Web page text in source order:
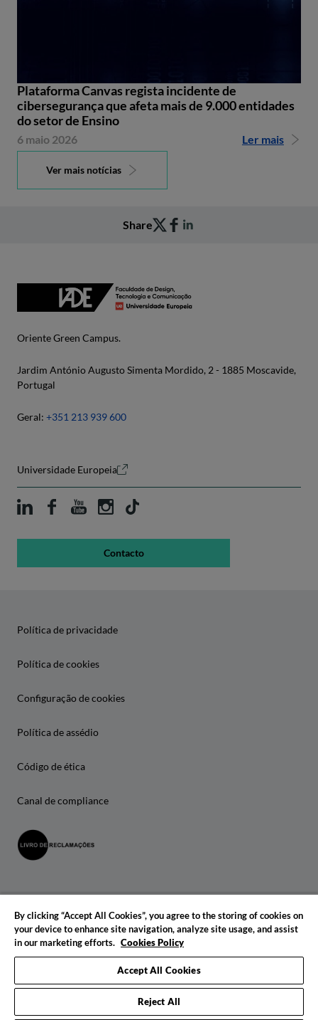
Plataforma Canvas regista incidente de
cibersegurança que afeta mais de 9.000 entidades
do setor de Ensino
6 maio 2026 Ler mais
Ver mais notícias
Share
Oriente Green Campus.
Jardim António Augusto Simenta Mordido, 2 - 1885 Moscavide,
Portugal
Geral: +351 213 939 600
Universidade Europeia
Contacto
Política de privacidade
Política de cookies
Configuração de cookies
Política de assédio
Código de ética
Canal de compliance
© 2026 IADE. Todos os direitos reservados.
By clicking “Accept All Cookies”, you agree to the storing of cookies on
your device to enhance site navigation, analyze site usage, and assist
in our marketing efforts. Cookies Policy
Accept All Cookies
Reject All